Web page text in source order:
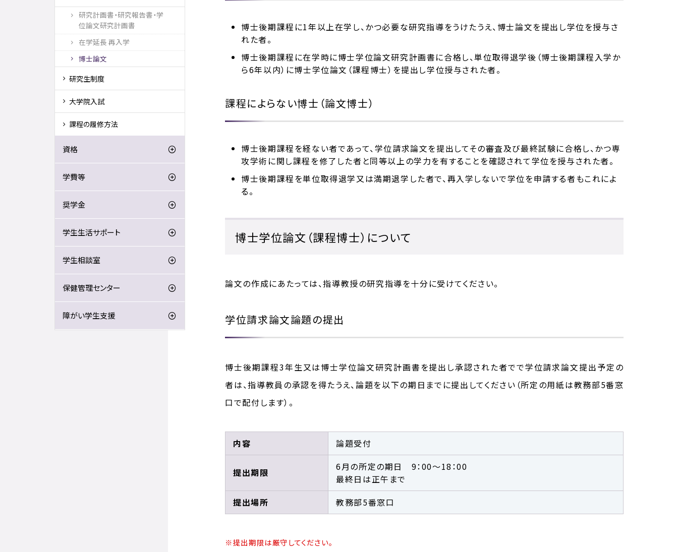
博士後期課程に1年以上在学し、かつ必要な研究指導をうけたうえ、博士論文を提出し学位を授与さ
れた者。
博士後期課程に在学時に博士学位論文研究計画書に合格し、単位取得退学後（博士後期課程入学か
ら6年以内）に博士学位論文（課程博士）を提出し学位授与された者。
課程によらない博士（論文博士）
博士後期課程を経ない者であって、学位請求論文を提出してその審査及び最終試験に合格し、かつ専
攻学術に関し課程を修了した者と同等以上の学力を有することを確認されて学位を授与された者。
博士後期課程を単位取得退学又は満期退学した者で、再入学しないで学位を申請する者もこれによ
る。
博士学位論文（課程博士）について
論文の作成にあたっては、指導教授の研究指導を十分に受けてください。
学位請求論文論題の提出
博士後期課程3年生又は博士学位論文研究計画書を提出し承認された者でで学位請求論文提出予定の
者は、指導教員の承認を得たうえ、論題を以下の期日までに提出してください（所定の用紙は教務部5番窓
口で配付します）。
内容 論題受付
提出期限
6月の所定の期日 9：00～18：00
最終日は正午まで
提出場所
教務部5番窓口
※提出期限は厳守してください。
研究計画書・研究報告書・学
位論文研究計画書
在学延長 再入学
博士論文
研究生制度
大学院入試
課程の履修方法
資格
学費等
奨学金
学生生活サポート
学生相談室
保健管理センター
障がい学生支援